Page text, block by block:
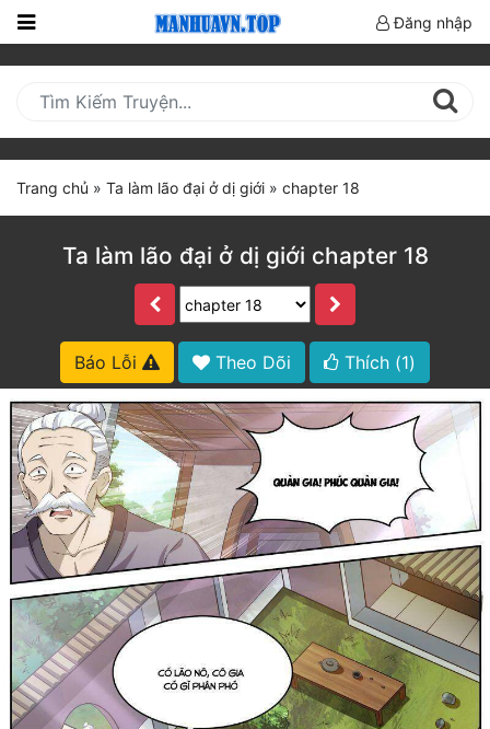
Nhật
(current)
Truyện HOT
Truyện Mới Ra
Hoàn Thành
Cổ Đại
Hiện đại
Huyền Huyễn
Hài Hước
Hàn Quốc
Đăng nhập
Trang chủ » Ta làm lão đại ở dị giới » chapter 18
Ta làm lão đại ở dị giới chapter 18
Báo Lỗi Theo Dõi Thích (1)